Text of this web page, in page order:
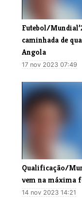
Futebol/
caminhada de
Angola
17 nov 2023 07:49
Qualificação/
vem na máxima
14 nov 2023 14:21